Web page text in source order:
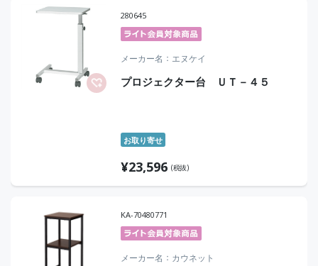
280645
メーカー名 エヌケイ
プロジェクター台 ＵＴ－４５
お取り寄せ
¥23,596 (税抜)
KA-70480771
メーカー名 カウネット